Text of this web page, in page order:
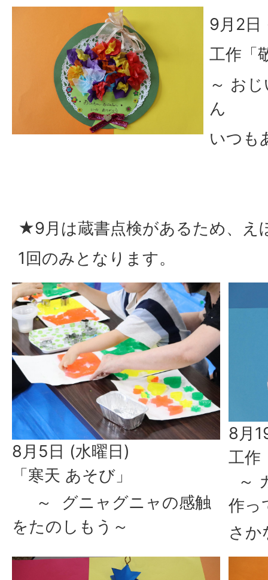
9月2日
工作「
～ お
ん
いつも
★9月は蔵書点検があるため、え
1回のみとなります。
8月5日 (水曜日)
「寒天 あそび」
～ グニャグニャの感触
をたのしもう～
8月
工作
～
作っ
さか